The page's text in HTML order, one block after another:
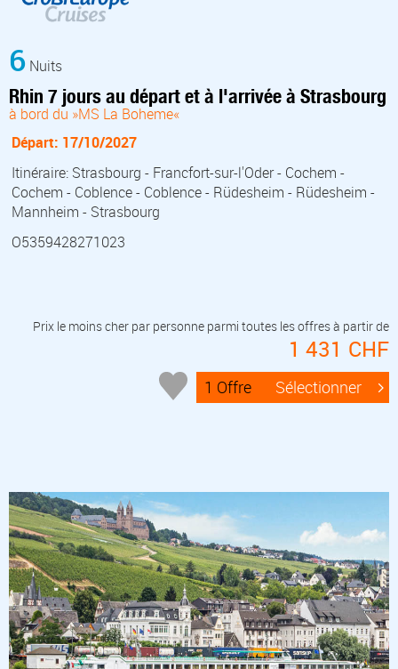
6 Nuits
Rhin 7 jours au départ et à l'arrivée à Strasbourg
à bord du »MS La Boheme«
Départ: 17/10/2027
Itinéraire: Strasbourg - Francfort-sur-l'Oder - Cochem -
Cochem - Coblence - Coblence - Rüdesheim - Rüdesheim -
Mannheim - Strasbourg
O5359428271023
Prix le moins cher par personne parmi toutes les offres à partir de
1 431 CHF
1 Offre Sélectionner